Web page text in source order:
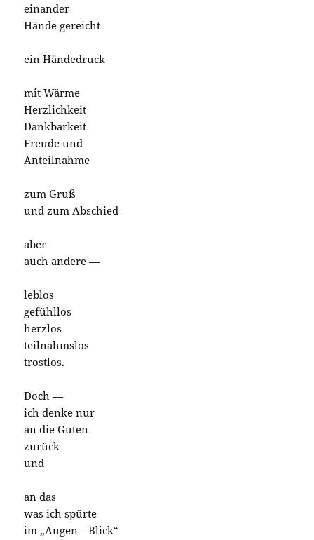
einander
Hände gereicht
ein Händedruck
mit Wärme
Herzlichkeit
Dankbarkeit
Freude und
Anteilnahme
zum Gruß
und zum Abschied
aber
auch andere —
leblos
gefühllos
herzlos
teilnahmslos
trostlos.
Doch —
ich denke nur
an die Guten
zurück
und
an das
was ich spürte
im „Augen—Blick“